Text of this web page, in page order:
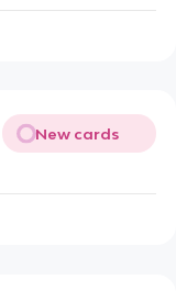
New cards